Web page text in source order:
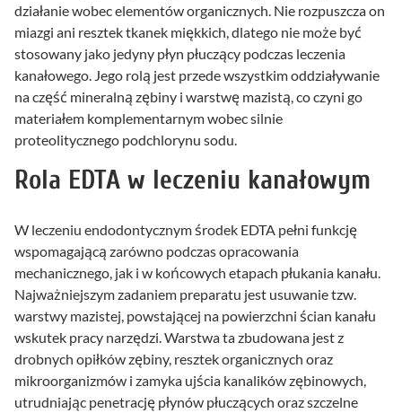
działanie wobec elementów organicznych. Nie rozpuszcza on
miazgi ani resztek tkanek miękkich, dlatego nie może być
stosowany jako jedyny płyn płuczący podczas leczenia
kanałowego. Jego rolą jest przede wszystkim oddziaływanie
na część mineralną zębiny i warstwę mazistą, co czyni go
materiałem komplementarnym wobec silnie
proteolitycznego podchlorynu sodu.
Rola EDTA w leczeniu kanałowym
W leczeniu endodontycznym środek EDTA pełni funkcję
wspomagającą zarówno podczas opracowania
mechanicznego, jak i w końcowych etapach płukania kanału.
Najważniejszym zadaniem preparatu jest usuwanie tzw.
warstwy mazistej, powstającej na powierzchni ścian kanału
wskutek pracy narzędzi. Warstwa ta zbudowana jest z
drobnych opiłków zębiny, resztek organicznych oraz
mikroorganizmów i zamyka ujścia kanalików zębinowych,
utrudniając penetrację płynów płuczących oraz szczelne